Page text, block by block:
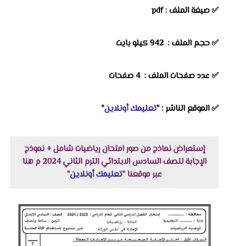
✅ صيغة الملف : pdf
✅ حجم الملف : 942 كيلو بايت
✅ عدد صفحات الملف : 4 صفحات
✅الموقع الناشر : "تعليمك أونلاين"
إستعراض نماذج من صور امتحان رياضيات شامل + نموذج
الإجابة للصف السادس الابتدائي الترم الثاني 2024 م هنا
عبر موقعنا "تعليمك أونلاين"